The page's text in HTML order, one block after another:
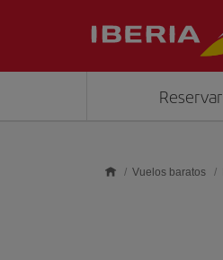
Reservar
Vuelos baratos